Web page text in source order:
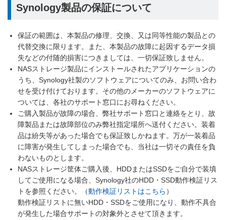
Synology製品の保証について
保証の範囲は、本製品の修理、交換、又は同等性能の製品との
代替交換に限ります。また、本製品の故障に起因するデータ損
失などの付随的損害につきましては、一切保証致しません。
NASストレージ製品にインストールされたアプリケーションの
うち、Synology社製のソフトウェアについてのみ、お問い合わ
せを受け付けております。その他のメーカーのソフトウェアに
ついては、各社のサポート窓口にお尋ねください。
ご購入製品が故障の場合、弊社サポート窓口と連絡をとり、故
障製品または故障部位のみ弊社指定場所へ送付ください。装着
品は紛失等があった場合でも保証致しかねます。万が一装着品
に障害が発生してしまった場合でも、当社は一切その責任を負
わないものとします。
NASストレージ筐体ご購入後、HDDまたはSSDをご自分で装填
してご使用になる場合、Synology社のHDD・SSD動作検証リス
トを参照ください。（動作検証リストはこちら ）
動作検証リストに無いHDD・SSDをご使用になり、動作不具合
が発生した場合サポートの対象外とさせて頂きます。